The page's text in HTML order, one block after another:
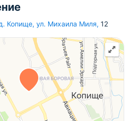
Копище, ул. Михаила Миля, 12